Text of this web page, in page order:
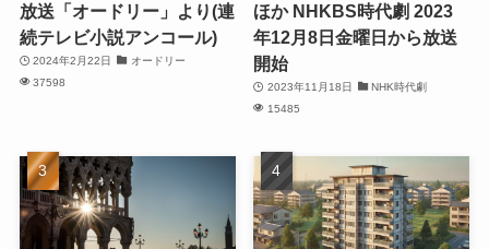
放送「オードリー」より(連
続テレビ小説アンコール)
2024年2月22日
オードリー
37598
ほか NHKBS時代劇 2023
年12月8日金曜日から放送
開始
2023年11月18日
NHK時代劇
15485